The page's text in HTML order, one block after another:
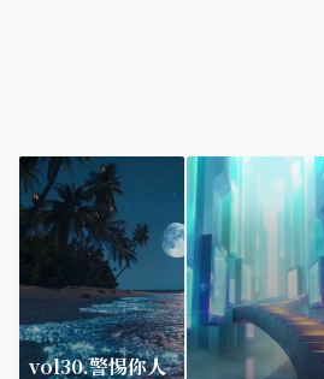
vol30.警惕你人